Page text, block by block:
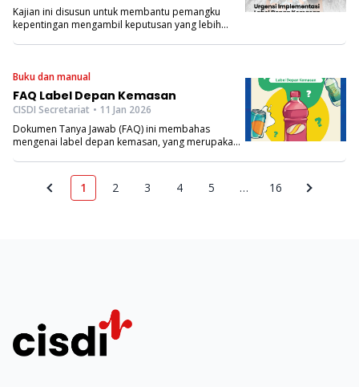
Kajian ini disusun untuk membantu pemangku
kepentingan mengambil keputusan yang lebih
Buku dan manual
FAQ Label Depan Kemasan
CISDI Secretariat • 11 Jan 2026
Dokumen Tanya Jawab (FAQ) ini membahas
mengenai label depan kemasan, yang merupakan
mengendalikan dan mencegah penyakit tidak
menular.
1 2 3 4 5 … 16